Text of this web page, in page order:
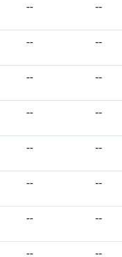
-- --
-- --
-- --
-- --
-- --
-- --
-- --
-- --